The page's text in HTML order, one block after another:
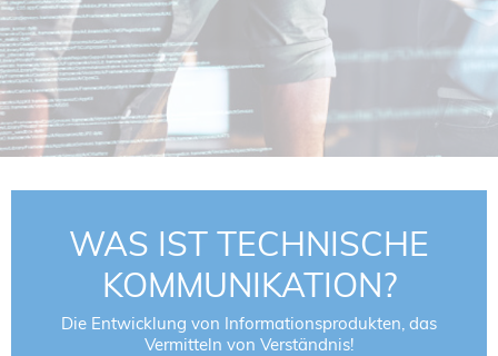
NORDIC TechKomm Kopenhagen
23.-24. September 2026
tekom-Jahrestagung 2026
10.-12. November, 2026 in Stuttgart
Publikationen
Stellenangebote
Stellengesuche
Dienstleister
Regionalgruppen
WAS IST TECHNISCHE
KOMMUNIKATION?
Die Entwicklung von Informationsprodukten, das
Vermitteln von Verständnis!